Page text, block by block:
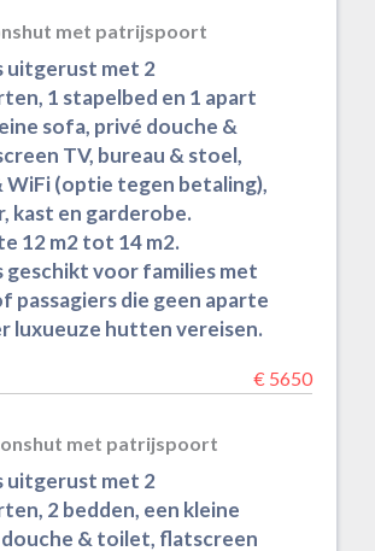
met patrijspoort
uitgerust met 2
1 stapelbed en 1 apart
sofa, privé douche &
TV, bureau & stoel,
(optie tegen betaling),
kast en garderobe.
12 m2 tot 14 m2.
geschikt voor families met
passagiers die geen aparte
luxueuze hutten vereisen.
€ 5650
met patrijspoort
uitgerust met 2
2 bedden, een kleine
& toilet, flatscreen